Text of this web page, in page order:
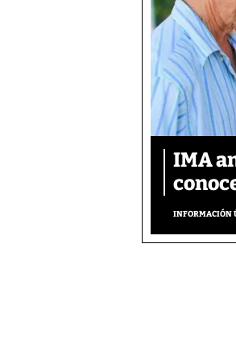
IMA
INFORMACIÓN